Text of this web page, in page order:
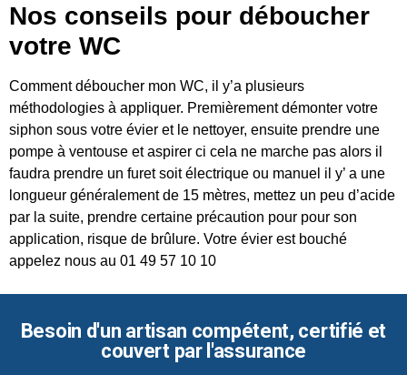
Nos conseils pour déboucher
votre WC
Comment déboucher mon WC, il y’a plusieurs
méthodologies à appliquer. Premièrement démonter votre
siphon sous votre évier et le nettoyer, ensuite prendre une
pompe à ventouse et aspirer ci cela ne marche pas alors il
faudra prendre un furet soit électrique ou manuel il y’ a une
longueur généralement de 15 mètres, mettez un peu d’acide
par la suite, prendre certaine précaution pour pour son
application, risque de brûlure. Votre évier est bouché
appelez nous au 01 49 57 10 10
Besoin d'un artisan compétent, certifié et
couvert par l'assurance